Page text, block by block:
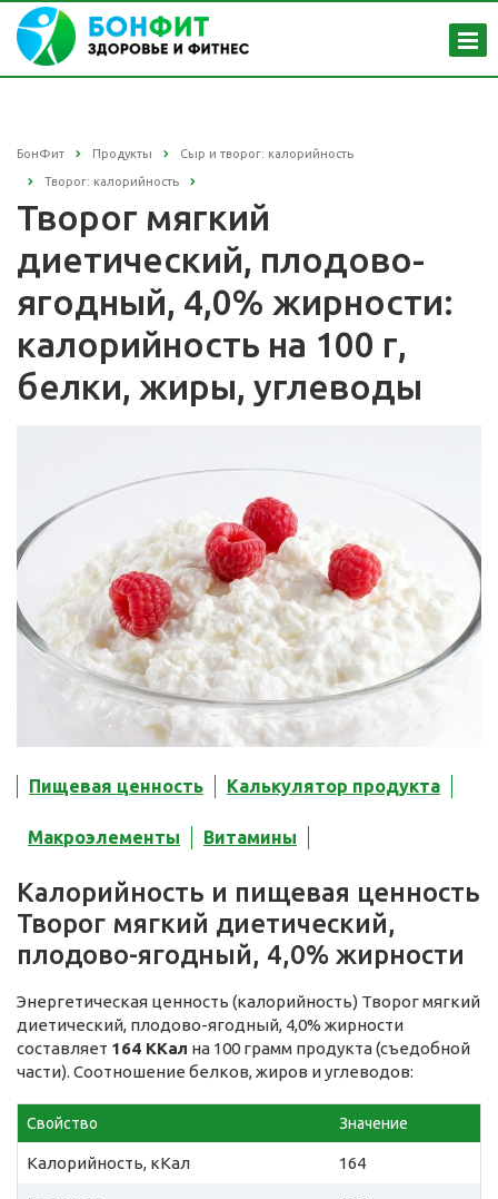
БонФит Продукты Сыр и творог: калорийность
Творог: калорийность
Творог мягкий
диетический, плодово-
ягодный, 4,0% жирности:
калорийность на 100 г,
белки, жиры, углеводы
Пищевая ценность Калькулятор продукта
Макроэлементы Витамины
Калорийность и пищевая ценность
Творог мягкий диетический,
плодово-ягодный, 4,0% жирности
Энергетическая ценность (калорийность) Творог мягкий
диетический, плодово-ягодный, 4,0% жирности
составляет 164 ККал на 100 грамм продукта (съедобной
части). Соотношение белков, жиров и углеводов:
Свойство Значение
Калорийность, кКал 164